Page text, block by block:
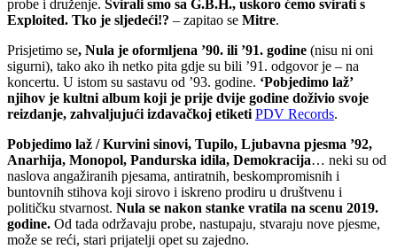
probe i druženje. Svirali smo sa G.B.H., uskoro ćemo svirati s
Exploited. Tko je sljedeći!? – zapitao se Mitre.
Prisjetimo se, Nula je oformljena ’90. ili ’91. godine (nisu ni oni
sigurni), tako ako ih netko pita gdje su bili ’91. odgovor je – na
koncertu. U istom su sastavu od ’93. godine. ‘Pobjedimo laž’
njihov je kultni album koji je prije dvije godine doživio svoje
reizdanje, zahvaljujućiizdavačkoj etiketiPDV Records.
Pobjedimo laž / Kurvini sinovi, Tupilo, Ljubavna pjesma ’92,
Anarhija, Monopol, Pandurska idila, Demokracija… neki su od
naslova angažiranih pjesama, antiratnih, beskompromisnih i
buntovnih stihova koji sirovo i iskreno prodiru u društvenu i
političku stvarnost. Nula se nakon stanke vratila na scenu 2019.
godine. Od tada održavaju probe, nastupaju, stvaraju nove pjesme,
može se reći, stari prijatelji opet su zajedno.